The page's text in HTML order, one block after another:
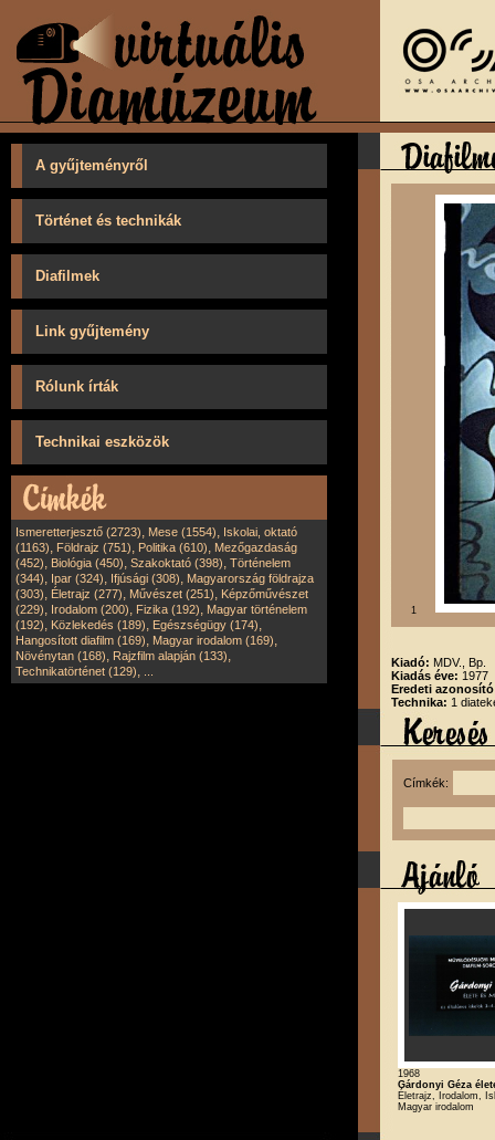
A gyűjteményről
Történet és technikák
Diafilmek
Link gyűjtemény
Rólunk írták
Technikai eszközök
Ismeretterjesztő (2723), Mese (1554), Iskolai, oktató
(1163), Földrajz (751), Politika (610), Mezőgazdaság
(452), Biológia (450), Szakoktató (398), Történelem
(344), Ipar (324), Ifjúsági (308), Magyarország földrajza
(303), Életrajz (277), Művészet (251), Képzőművészet
(229), Irodalom (200), Fizika (192), Magyar történelem
(192), Közlekedés (189), Egészségügy (174),
Hangosított diafilm (169), Magyar irodalom (169),
Növénytan (168), Rajzfilm alapján (133),
Technikatörténet (129),
1
Kiadó: MDV., Bp.
Kiadás éve: 1977
Eredeti
Technika: 1
Címkék:
1968
Gárdonyi Géza
Életrajz, Irodalom,
Magyar irodalom